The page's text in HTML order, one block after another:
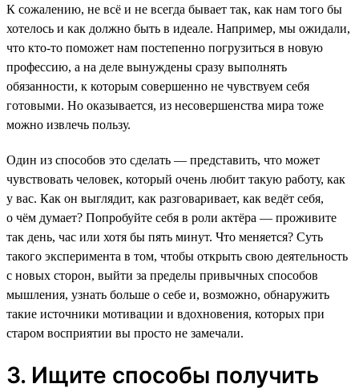
К сожалению, не всё и не всегда бывает так, как нам того бы
хотелось и как должно быть в идеале. Например, мы ожидали,
что кто-то поможет нам постепенно погрузиться в новую
профессию, а на деле вынуждены сразу выполнять
обязанности, к которым совершенно не чувствуем себя
готовыми. Но оказывается, из несовершенства мира тоже
можно извлечь пользу.
Один из способов это сделать — представить, что может
чувствовать человек, который очень любит такую работу, как
у вас. Как он выглядит, как разговаривает, как ведёт себя,
о чём думает? Попробуйте себя в роли актёра — проживите
так день, час или хотя бы пять минут. Что меняется? Суть
такого эксперимента в том, чтобы открыть свою деятельность
с новых сторон, выйти за пределы привычных способов
мышления, узнать больше о себе и, возможно, обнаружить
такие источники мотивации и вдохновения, которых при
старом восприятии вы просто не замечали.
3. Ищите способы получить